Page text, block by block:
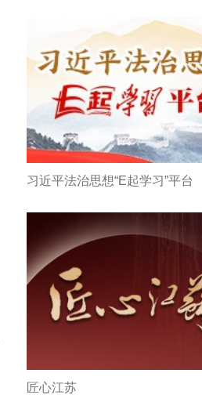
习近平法治思想“E起学习”平台
匠心江苏